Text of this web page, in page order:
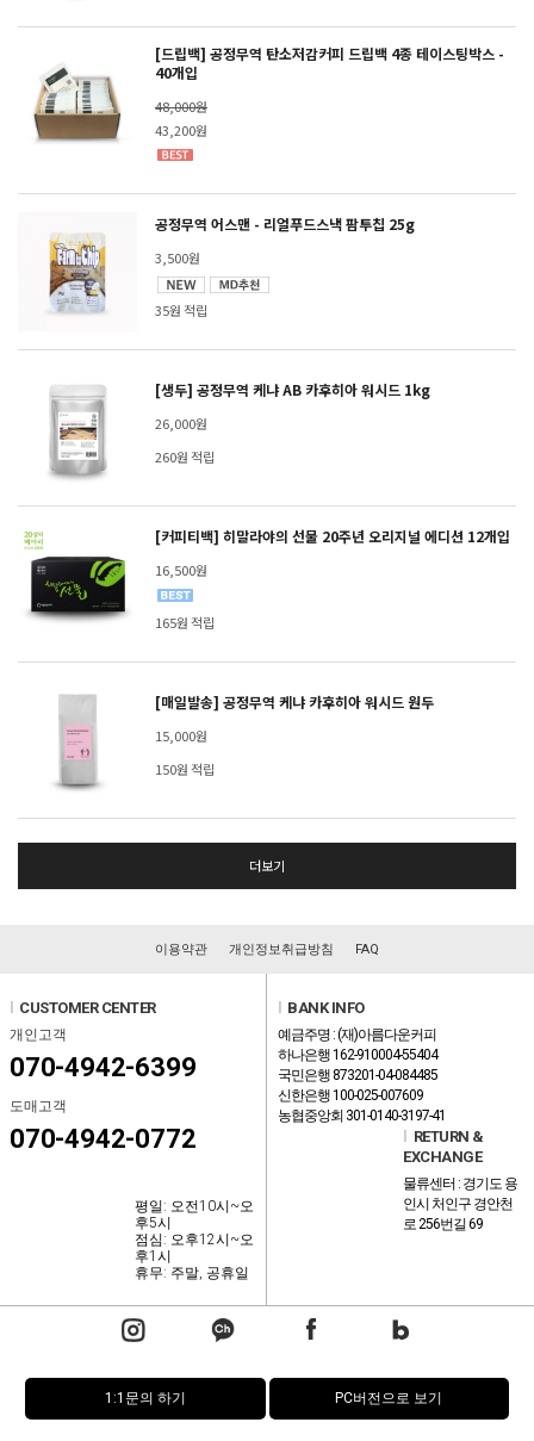
[드립백] 공정무역 탄소저감커피 드립백 4종 테이스팅박스 -
40개입
48,000원
43,200원
공정무역 어스맨 - 리얼푸드스낵 팜투칩 25g
3,500원
35원 적립
[생두] 공정무역 케냐 AB 카후히아 워시드 1kg
26,000원
260원 적립
[커피티백] 히말라야의 선물 20주년 오리지널 에디션 12개입
16,500원
165원 적립
[매일발송] 공정무역 케냐 카후히아 워시드 원두
15,000원
150원 적립
더보기
이용약관 개인정보취급방침 FAQ
CUSTOMER CENTER
개인고객
070-4942-6399
도매고객
070-4942-0772
평일: 오전10시~오
후5시
점심: 오후12시~오
후1시
휴무: 주말, 공휴일
BANK INFO
예금주명 : (재)아름다운커피
하나은행 162-910004-55404
국민은행 873201-04-084485
신한은행 100-025-007609
농협중앙회 301-0140-3197-41
RETURN &
EXCHANGE
물류센터 : 경기도 용
인시 처인구 경안천
로 256번길 69
1:1문의 하기 PC버전으로 보기